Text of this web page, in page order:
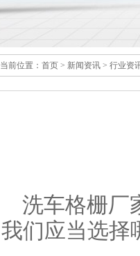
当前位置： 首页 > 新闻资讯 > 行业资
洗车格栅厂
我们应当选择